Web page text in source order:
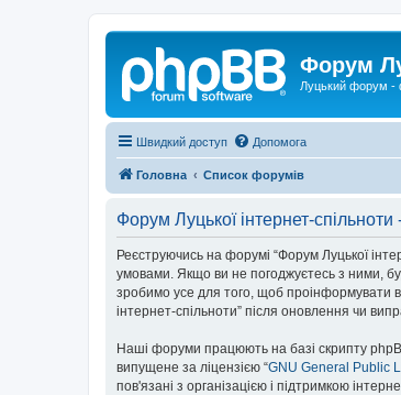
Форум
Луцький форум -
Швидкий доступ Допомога
Головна Список форумів
Форум Луцької інтернет-
Реєструючись на форумі “Форум Луцької
умовами. Якщо ви не погоджуєтесь з ними,
зробимо усе для того, щоб проінформувати
інтернет-спільноти” після оновлення чи
Наші форуми працюють на базі скрипту
випущене за ліцензією “GNU General Public
пов'язані з організацією і підтримкою